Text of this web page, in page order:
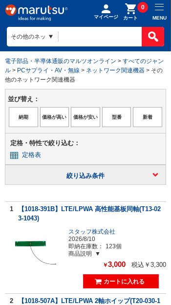
マイページ カート
0
MENU
電子部品・半導体通販のマルツオンライン > すべてのジャン
ル > PCサプライ・AV・無線 > ネットワーク関連機器 > その
他のネットワーク関連機器
並び替え：
定格・特性で絞り込む：
定格表
絞り込み条件
1
【1018-391B】LTE/LPWA 高性能基板同軸(T13-02
3-1043)
スタッフ株式会社
2026/8/10
即納在庫数：
123個
商品説明
￥3,000 税込￥3,300
2
【1018-507A】LTE/LPWA 2軸ホイップ(T20-030-1